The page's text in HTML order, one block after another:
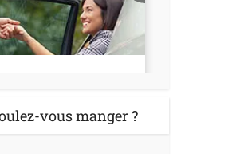
vous manger ?